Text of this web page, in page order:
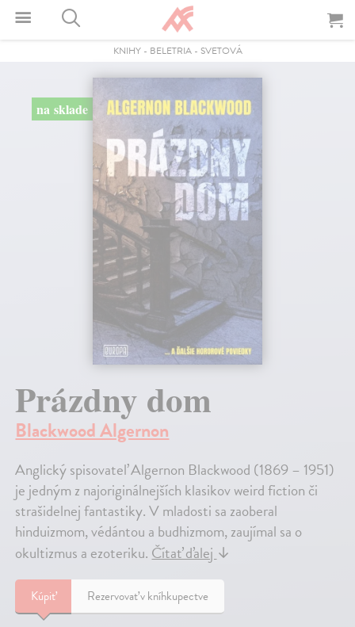
KNIHY- BELETRIA- SVETOVÁ
na sklade
Prázdny dom
Blackwood Algernon
Anglický spisovateľ Algernon Blackwood (1869 – 1951)
je jedným z najoriginálnejších klasikov weird fiction či
strašidelnej fantastiky. V mladosti sa zaoberal
hinduizmom, védántou a budhizmom, zaujímal sa o
okultizmus a ezoteriku.Čítať ďalej↓
Kúpiť Rezervovať v kníhkupectve